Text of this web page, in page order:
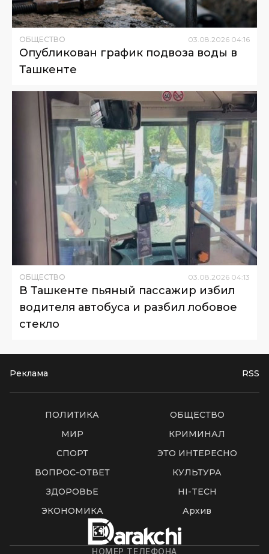
ОБЩЕСТВО 03.08.2026 04:16
Опубликован график подвоза воды в
Ташкенте
ОБЩЕСТВО 03.08.2026 04:13
В Ташкенте пьяный пассажир избил
водителя автобуса и разбил лобовое
стекло
Реклама RSS
ПОЛИТИКА
ОБЩЕСТВО
МИР
КРИМИНАЛ
СПОРТ
ЭТО ИНТЕРЕСНО
ВОПРОС-ОТВЕТ
КУЛЬТУРА
ЗДОРОВЬЕ
HI-TECH
ЭКОНОМИКА
Архив
НОМЕР ТЕЛЕФОНА